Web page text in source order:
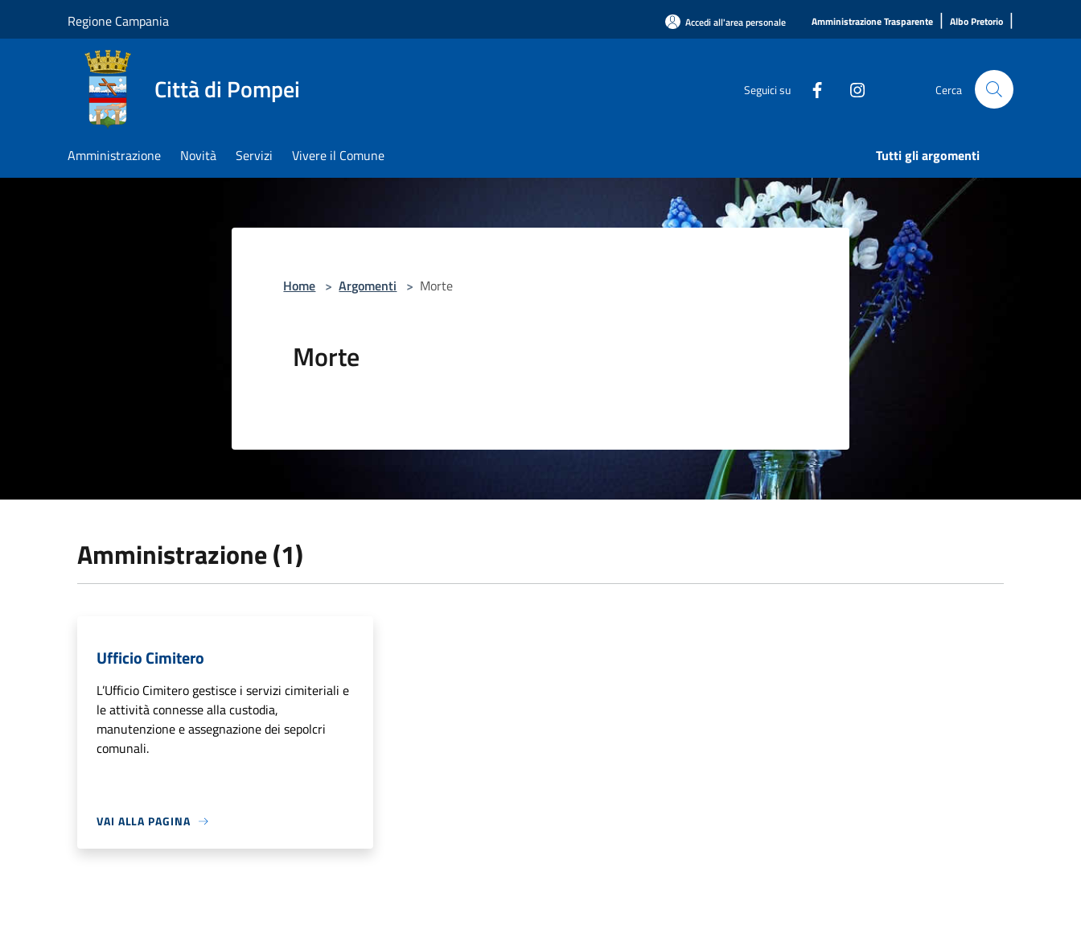
Regione Campania Accedi all'area personale Amministrazione Trasparente | Albo Pretorio |
Città di Pompei Seguici su Cerca
Amministrazione Novità Servizi Vivere il Comune Tutti gli argomenti
Home > Argomenti > Morte
Morte
Amministrazione (1)
Ufficio Cimitero
L’Ufficio Cimitero gestisce i servizi cimiteriali e
le attività connesse alla custodia,
manutenzione e assegnazione dei sepolcri
comunali.
VAI ALLA PAGINA